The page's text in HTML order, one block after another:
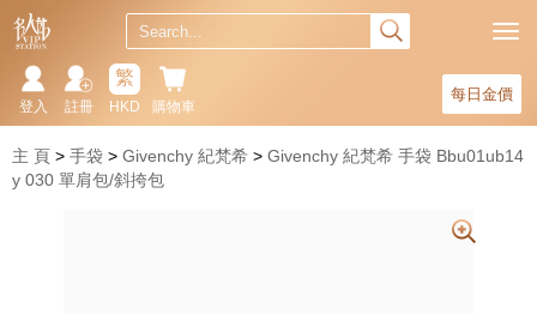
每日金價
購物車
繁
HKD
註冊
登入
主 頁 手袋 Givenchy 紀梵希
Givenchy 紀梵希 手袋 Bbu01ub14
y 030 單肩包/斜挎包